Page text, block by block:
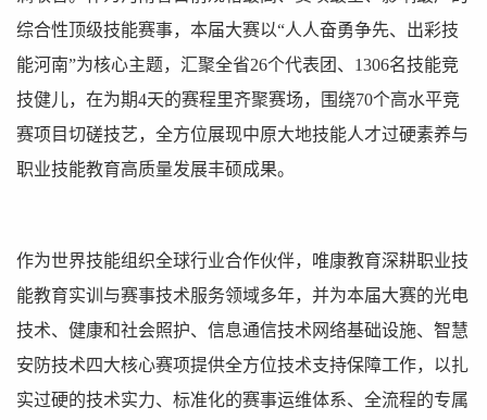
综合性顶级技能赛事，本届大赛以“人人奋勇争先、出彩技
能河南”为核心主题，汇聚全省26个代表团、1306名技能竞
技健儿，在为期4天的赛程里齐聚赛场，围绕70个高水平竞
赛项目切磋技艺，全方位展现中原大地技能人才过硬素养与
职业技能教育高质量发展丰硕成果。
作为世界技能组织全球行业合作伙伴，唯康教育深耕职业技
能教育实训与赛事技术服务领域多年，并为本届大赛的光电
技术、健康和社会照护、信息通信技术网络基础设施、智慧
安防技术四大核心赛项提供全方位技术支持保障工作，以扎
实过硬的技术实力、标准化的赛事运维体系、全流程的专属